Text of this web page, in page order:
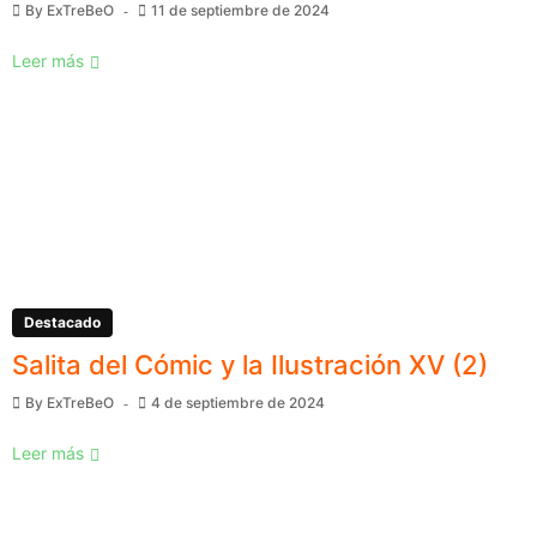
By ExTreBeO 11 de septiembre de 2024
Leer más
Destacado
Salita del Cómic y la Ilustración XV (2)
By ExTreBeO 4 de septiembre de 2024
Leer más